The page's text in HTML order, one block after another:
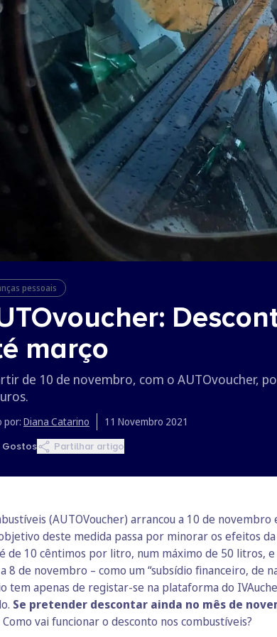
pessoais
março
de 10 de novembro, com o AUTOvoucher,
por: Diana Catarino 11 Novembro 2021
Gostos Partilhar artigo
(AUTOVoucher) arrancou a 10 de
deste medida passa por minorar os efeitos
de 10 cêntimos por litro, num máximo de 50 litros,
a 8 de novembro – como um “subsídio financeiro, de
tem apenas de registar-se na plataforma do
Se pretender descontar ainda no mês de
Como vai funcionar o desconto nos combustíveis?